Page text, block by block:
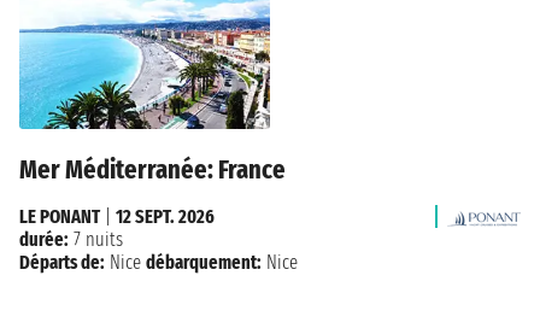
Mer Méditerranée: France
LE PONANT| 12 SEPT. 2026
durée: 7 nuits
Départs de: Nice débarquement: Nice